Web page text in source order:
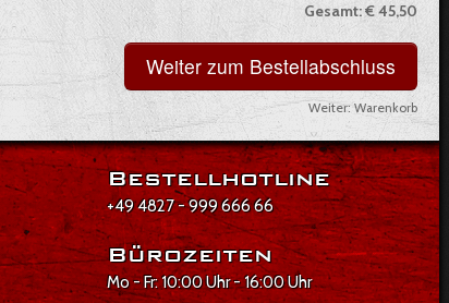
Gesamt:€ 45,50
Weiter: Warenkorb
Bestellhotline
+49 4827 - 999 666 66
Bürozeiten
Mo - Fr: 10:00 Uhr - 16:00 Uhr